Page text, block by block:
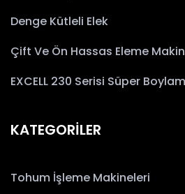
Denge Kütleli Elek
Çift Ve Ön Hassas Eleme
EXCELL 230 Serisi Süper
KATEGORİLER
Tohum İşleme Makineleri